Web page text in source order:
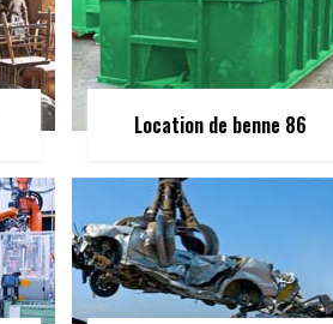
Location de benne 86